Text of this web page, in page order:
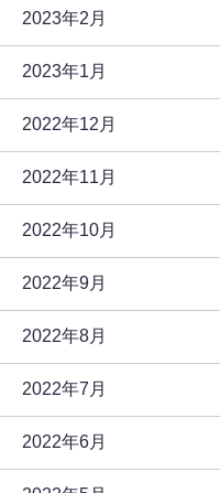
2023年2月
2023年1月
2022年12月
2022年11月
2022年10月
2022年9月
2022年8月
2022年7月
2022年6月